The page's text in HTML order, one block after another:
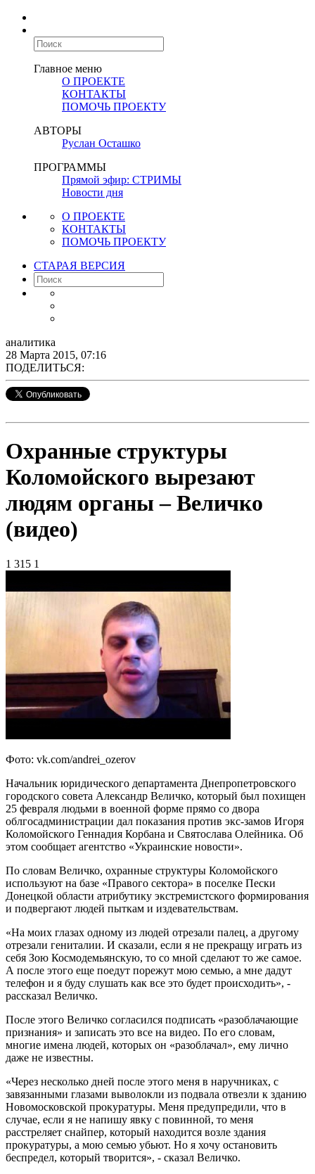
Главное меню
О ПРОЕКТЕ
КОНТАКТЫ
ПОМОЧЬ ПРОЕКТУ
АВТОРЫ
Руслан Осташко
ПРОГРАММЫ
Прямой эфир: СТРИМЫ
Новости дня
О ПРОЕКТЕ
КОНТАКТЫ
ПОМОЧЬ ПРОЕКТУ
СТАРАЯ ВЕРСИЯ
аналитика
28 Марта 2015, 07:16
ПОДЕЛИТЬСЯ:
Охранные структуры
Коломойского вырезают
людям органы – Величко
(видео)
1 315 1
Фото: vk.com/andrei_ozerov
Начальник юридического департамента Днепропетровского
городского совета Александр Величко, который был похищен
25 февраля людьми в военной форме прямо со двора
облгосадминистрации дал показания против экс-замов Игоря
Коломойского Геннадия Корбана и Святослава Олейника. Об
этом сообщает агентство «Украинские новости».
По словам Величко, охранные структуры Коломойского
используют на базе «Правого сектора» в поселке Пески
Донецкой области атрибутику экстремистского формирования
и подвергают людей пыткам и издевательствам.
«На моих глазах одному из людей отрезали палец, а другому
отрезали гениталии. И сказали, если я не прекращу играть из
себя Зою Космодемьянскую, то со мной сделают то же самое.
А после этого еще поедут порежут мою семью, а мне дадут
телефон и я буду слушать как все это будет происходить», -
рассказал Величко.
После этого Величко согласился подписать «разоблачающие
признания» и записать это все на видео. По его словам,
многие имена людей, которых он «разоблачал», ему лично
даже не известны.
«Через несколько дней после этого меня в наручниках, с
завязанными глазами выволокли из подвала отвезли к зданию
Новомосковской прокуратуры. Меня предупредили, что в
случае, если я не напишу явку с повинной, то меня
расстреляет снайпер, который находится возле здания
прокуратуры, а мою семью убьют. Но я хочу остановить
беспредел, который творится», - сказал Величко.